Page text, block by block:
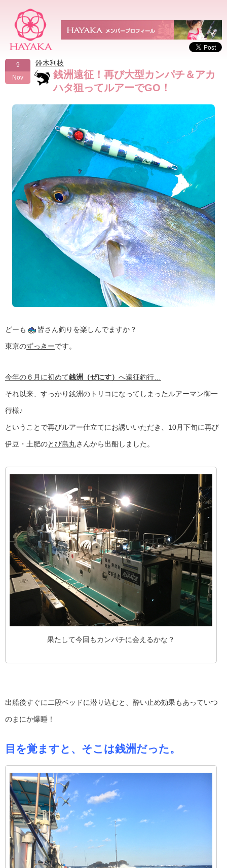
9
Nov
鈴木利枝
銭洲遠征！再び大型カンパチ＆アカ
ハタ狙ってルアーでGO！
どーも 皆さん釣りを楽しんでますか？
東京のずっきーです。
今年の６月に初めて銭洲（ぜにす） へ遠征釣行…
それ以来、すっかり銭洲のトリコになってしまったルアーマン御一
行様♪
ということで再びルアー仕立てにお誘いいただき、10月下旬に再び
伊豆・土肥のとび島丸さんから出船しました。
果たして今回もカンパチに会えるかな？
出船後すぐに二段ベッドに潜り込むと、酔い止め効果もあっていつ
のまにか爆睡！
目を覚ますと、そこは銭洲だった。